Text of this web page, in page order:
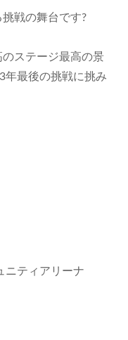
戦の舞台です?
ステージ最高の景
年最後の挑戦に挑み
ニティアリーナ